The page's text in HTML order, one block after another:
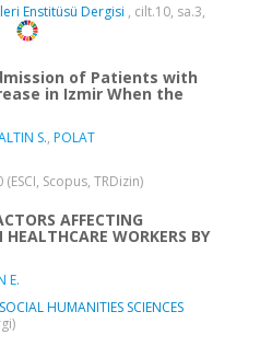
Enstitüsü Dergisi , cilt.10, sa.3,
of Patients with
in Izmir When the
S., POLAT
(ESCI, Scopus, TRDizin)
AFFECTING
WORKERS BY
E.
HUMANITIES SCIENCES